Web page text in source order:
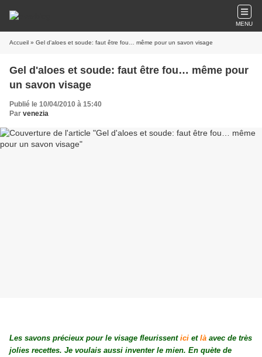
MENU
Accueil » Gel d'aloes et soude: faut être fou… même pour un savon visage
Gel d'aloes et soude: faut être fou… même pour
un savon visage
Publié le 10/04/2010 à 15:40
Par venezia
Les savons précieux pour le visage fleurissent ici et là avec de très
jolies recettes. Je voulais aussi inventer le mien. En quète de